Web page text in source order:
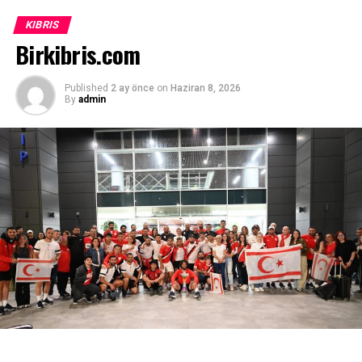
geldiğini kaydetti.
“Bu Proje Gençlerin Geleceğine Yapılan
Yatırımdır”
KIBRIS
Birkibris.com
Published 2 ay önce on Haziran 8, 2026
By admin